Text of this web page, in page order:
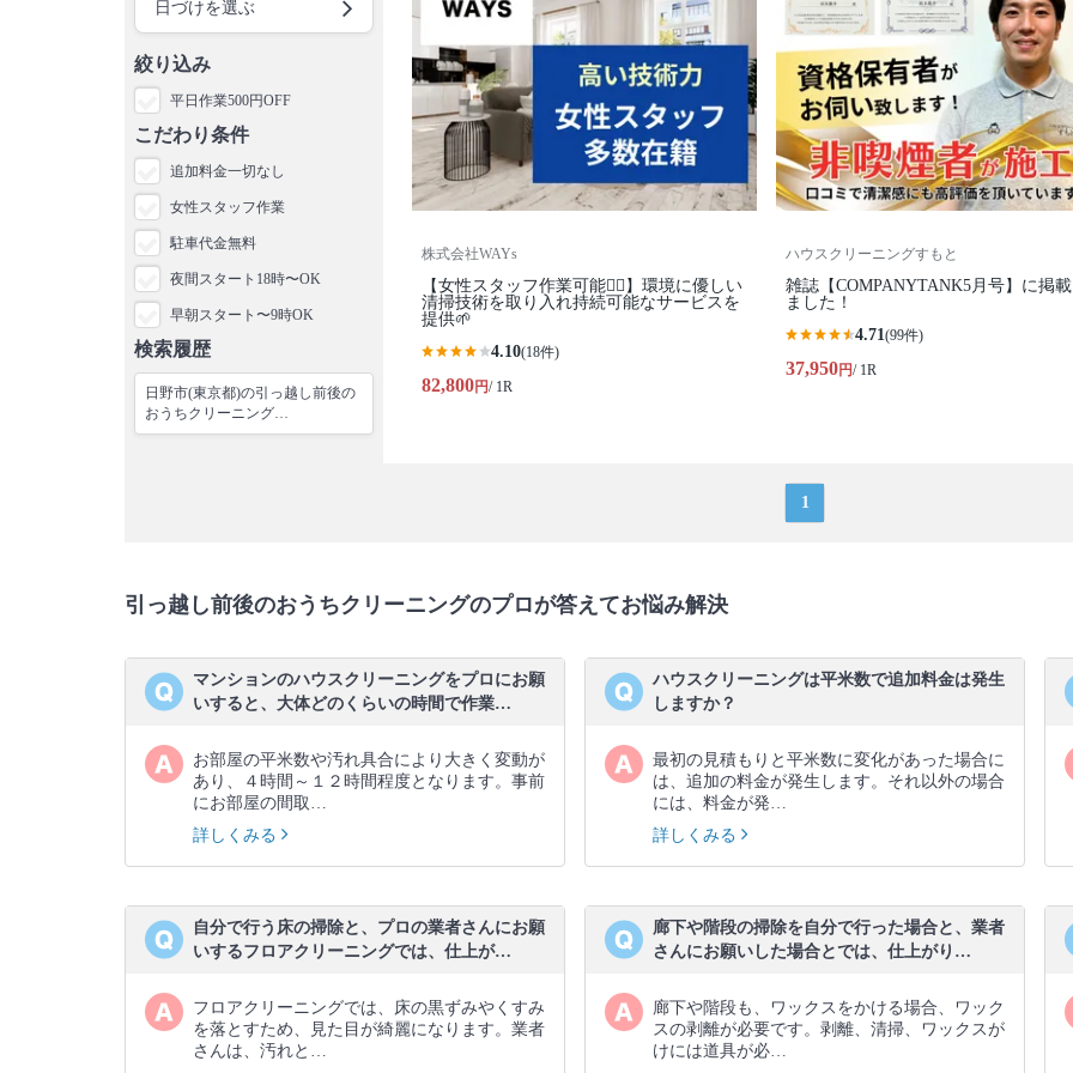
日づけを選ぶ
絞り込み
平日作業500円OFF
こだわり条件
追加料金一切なし
女性スタッフ作業
駐車代金無料
夜間スタート18時〜OK
早朝スタート〜9時OK
検索履歴
日野市(東京都)の引っ越し前後の
おうちクリーニング…
株式会社WAYs
【女性スタッフ作業可能🙆‍♀️】環境に優しい
清掃技術を取り入れ持続可能なサービスを
提供🌱
4.10(18件)
82,800円/ 1R
ハウスクリーニングすもと
雑誌【COMPANYTANK5月号】に掲
ました！
4.71(99件)
37,950円/ 1R
1
引っ越し前後のおうちクリーニングのプロが答えてお悩み解決
マンションのハウスクリーニングをプロにお願
いすると、大体どのくらいの時間で作業…
お部屋の平米数や汚れ具合により大きく変動が
あり、４時間～１２時間程度となります。事前
にお部屋の間取…
詳しくみる
ハウスクリーニングは平米数で追加料金は発生
しますか？
最初の見積もりと平米数に変化があった場合に
は、追加の料金が発生します。それ以外の場合
には、料金が発…
詳しくみる
自分で行う床の掃除と、プロの業者さんにお願
いするフロアクリーニングでは、仕上が…
フロアクリーニングでは、床の黒ずみやくすみ
を落とすため、見た目が綺麗になります。業者
さんは、汚れと…
廊下や階段の掃除を自分で行った場合と、業者
さんにお願いした場合とでは、仕上がり…
廊下や階段も、ワックスをかける場合、ワック
スの剥離が必要です。剥離、清掃、ワックスが
けには道具が必…